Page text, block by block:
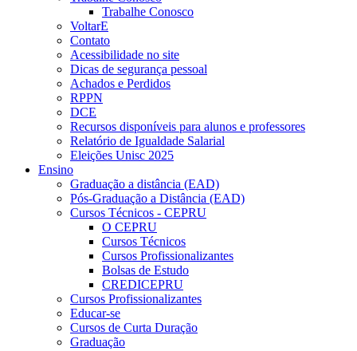
Trabalhe Conosco
VoltarE
Contato
Acessibilidade no site
Dicas de segurança pessoal
Achados e Perdidos
RPPN
DCE
Recursos disponíveis para alunos e professores
Relatório de Igualdade Salarial
Eleições Unisc 2025
Ensino
Graduação a distância (EAD)
Pós-Graduação a Distância (EAD)
Cursos Técnicos - CEPRU
O CEPRU
Cursos Técnicos
Cursos Profissionalizantes
Bolsas de Estudo
CREDICEPRU
Cursos Profissionalizantes
Educar-se
Cursos de Curta Duração
Graduação